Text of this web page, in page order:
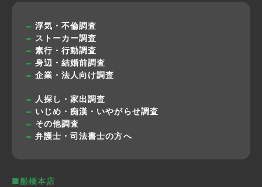
浮気・不倫調査
ストーカー調査
素行・行動調査
身辺・結婚前調査
企業・法人向け調査
人探し・家出調査
いじめ・痴漢・いやがらせ調査
その他調査
弁護士・司法書士の方へ
■船橋本店